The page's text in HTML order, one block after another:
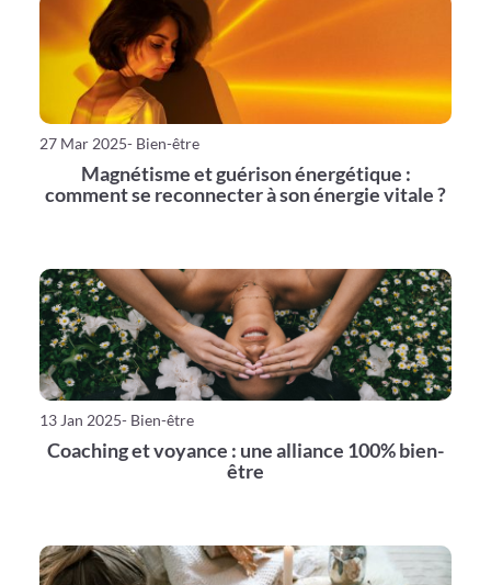
27 Mar 2025- Bien-être
Magnétisme et guérison énergétique :
comment se reconnecter à son énergie vitale ?
13 Jan 2025- Bien-être
Coaching et voyance : une alliance 100% bien-
être